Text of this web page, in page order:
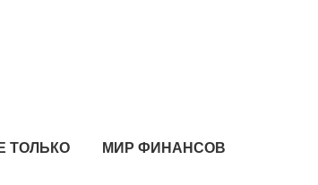
ТОЛЬКО МИР ФИНАНСОВ